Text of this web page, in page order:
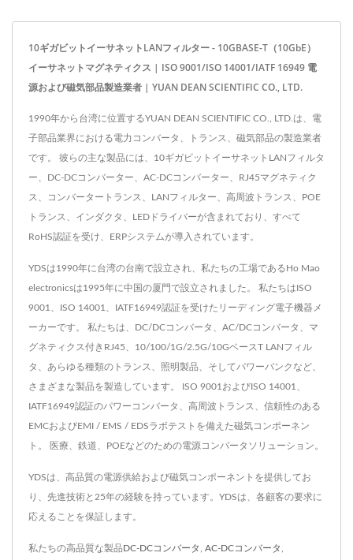
10ギガビットイーサネットLANフィルター - 10GBASE-T（10GbE）
イーサネットマグネティクス | ISO 9001/ISO 14001/IATF 16949 電
源および磁気部品製造業者 | YUAN DEAN SCIENTIFIC CO., LTD.
1990年から台湾に位置するYUAN DEAN SCIENTIFIC CO., LTD.は、電
子部品業界における電力コンバータ、トランス、磁気部品の製造業者
です。 彼らの主な製品には、10ギガビットイーサネットLANフィルタ
ー、DC-DCコンバーター、AC-DCコンバーター、RJ45マグネティク
ス、コンバータートランス、LANフィルター、高周波トランス、POE
トランス、インダクタ、LEDドライバーが含まれており、すべて
RoHS認証を受け、ERPシステムが導入されています。
YDSは1990年に台湾の台南で設立され、私たちの工場であるHo Mao
electronicsは1995年に中国の厦門で設立されました。 私たちはISO
9001、ISO 14001、IATF16949認証を受けたリーディング電子機器メ
ーカーです。 私たちは、DC/DCコンバータ、AC/DCコンバータ、マ
グネティクス付きRJ45、10/100/1G/2.5G/10GベースT LANフィル
タ、あらゆる種類のトランス、照明製品、そしてパワーバンクなど、
さまざまな製品を製造しています。 ISO 9001およびISO 14001、
IATF16949認証のパワーコンバータ、高周波トランス、信頼性のある
EMCおよびEMI / EMS / EDSラボテストを備えた磁気コンポーネン
ト。 医療、鉄道、POEなどのための電源コンバータソリューション。
YDSは、高品質の電源供給および磁気コンポーネントを提供してお
り、先進技術と25年の経験を持っています。YDSは、各顧客の要求に
応えることを保証します。
私たちの高品質な製品 DC-DCコンバータ AC-DCコンバータ